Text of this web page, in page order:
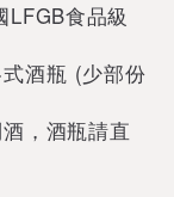
LFGB食品級
酒瓶 (少部份
，酒瓶請直